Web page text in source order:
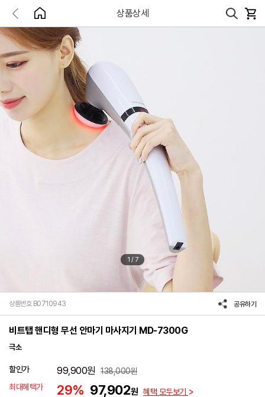
상품상세
1 / 7
상품번호 B0710943 공유하기
비트탭 핸디형 무선 안마기 마사지기 MD-7300G
극소
할인가 99,900원 138,000원
최대혜택가
29% 97,902원 혜택 모두보기